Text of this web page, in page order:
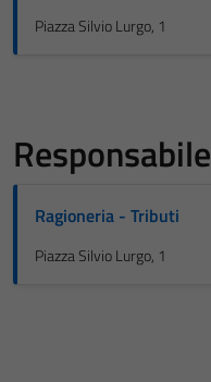
Piazza Silvio Lurgo, 1
Ragioneria - Tributi
Piazza Silvio Lurgo, 1